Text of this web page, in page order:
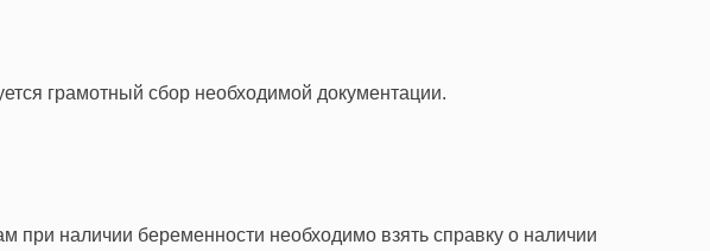
грамотный сбор необходимой документации.
при наличии беременности необходимо взять справку о наличии